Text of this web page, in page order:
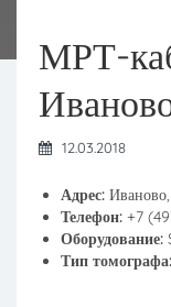
МРТ-
12.03.2018
Адрес:
Телефон: +7
Оборудование:
Тип томографа: